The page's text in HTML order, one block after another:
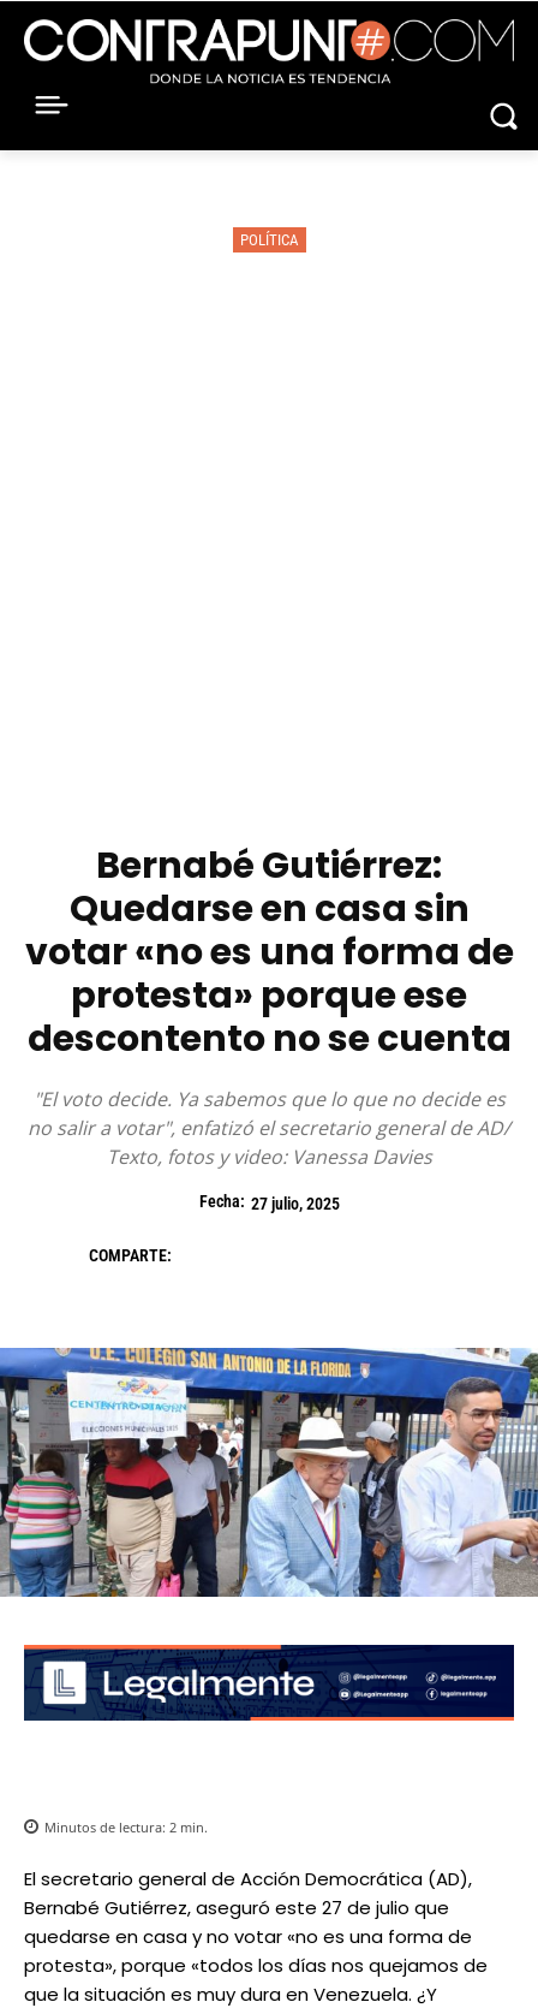
POLÍTICA
Bernabé Gutiérrez:
Quedarse en casa sin
votar «no es una forma de
protesta» porque ese
descontento no se cuenta
"El voto decide. Ya sabemos que lo que no decide es
no salir a votar", enfatizó el secretario general de AD/
Texto, fotos y video: Vanessa Davies
Fecha: 27 julio, 2025
COMPARTE:
Minutos de lectura: 2 min.
El secretario general de Acción Democrática (AD),
Bernabé Gutiérrez, aseguró este 27 de julio que
quedarse en casa y no votar «no es una forma de
protesta», porque «todos los días nos quejamos de
que la situación es muy dura en Venezuela. ¿Y